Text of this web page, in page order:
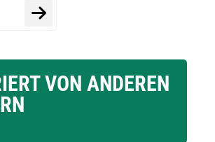
VON ANDEREN